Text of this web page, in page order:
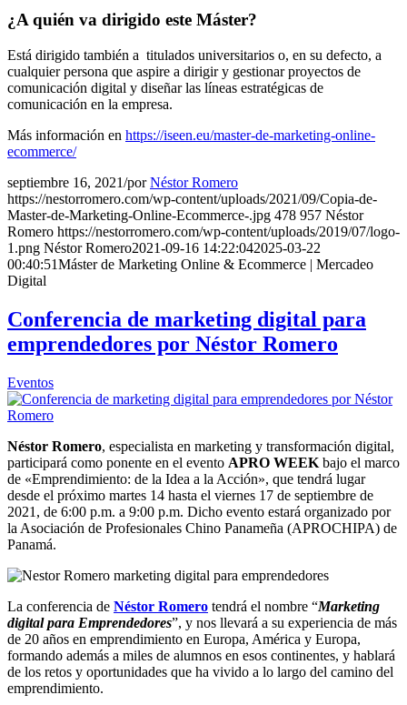
¿A quién va dirigido este Máster?
Está dirigido también a titulados universitarios o, en su defecto, a
cualquier persona que aspire a dirigir y gestionar proyectos de
comunicación digital y diseñar las líneas estratégicas de
comunicación en la empresa.
Más información en https://iseen.eu/master-de-marketing-online-
ecommerce/
septiembre 16, 2021/porNéstor Romero
https://nestorromero.com/wp-content/uploads/2021/09/Copia-de-
Master-de-Marketing-Online-Ecommerce-.jpg 478 957 Néstor
Romero https://nestorromero.com/wp-content/uploads/2019/07/logo-
1.png Néstor Romero2021-09-16 14:22:042025-03-22
00:40:51Máster de Marketing Online & Ecommerce | Mercadeo
Digital
Conferencia de marketing digital para
emprendedores por Néstor Romero
Eventos
Néstor Romero, especialista en marketing y transformación digital,
participará como ponente en el evento APRO WEEK bajo el marco
de «Emprendimiento: de la Idea a la Acción», que tendrá lugar
desde el próximo martes 14 hasta el viernes 17 de septiembre de
2021, de 6:00 p.m. a 9:00 p.m. Dicho evento estará organizado por
la Asociación de Profesionales Chino Panameña (APROCHIPA) de
Panamá.
La conferencia de Néstor Romero tendrá el nombre “Marketing
digital para Emprendedores”, y nos llevará a su experiencia de más
de 20 años en emprendimiento en Europa, América y Europa,
formando además a miles de alumnos en esos continentes, y hablará
de los retos y oportunidades que ha vivido a lo largo del camino del
emprendimiento.